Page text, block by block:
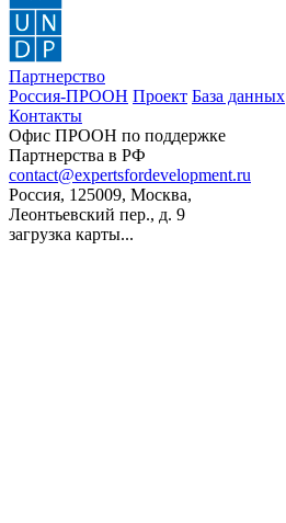
Партнерство
Россия-ПРООН Проект База данных
Контакты
Офис ПРООН по поддержке
Партнерства в РФ
contact@expertsfordevelopment.ru
Россия, 125009, Москва,
Леонтьевский пер., д. 9
загрузка карты...